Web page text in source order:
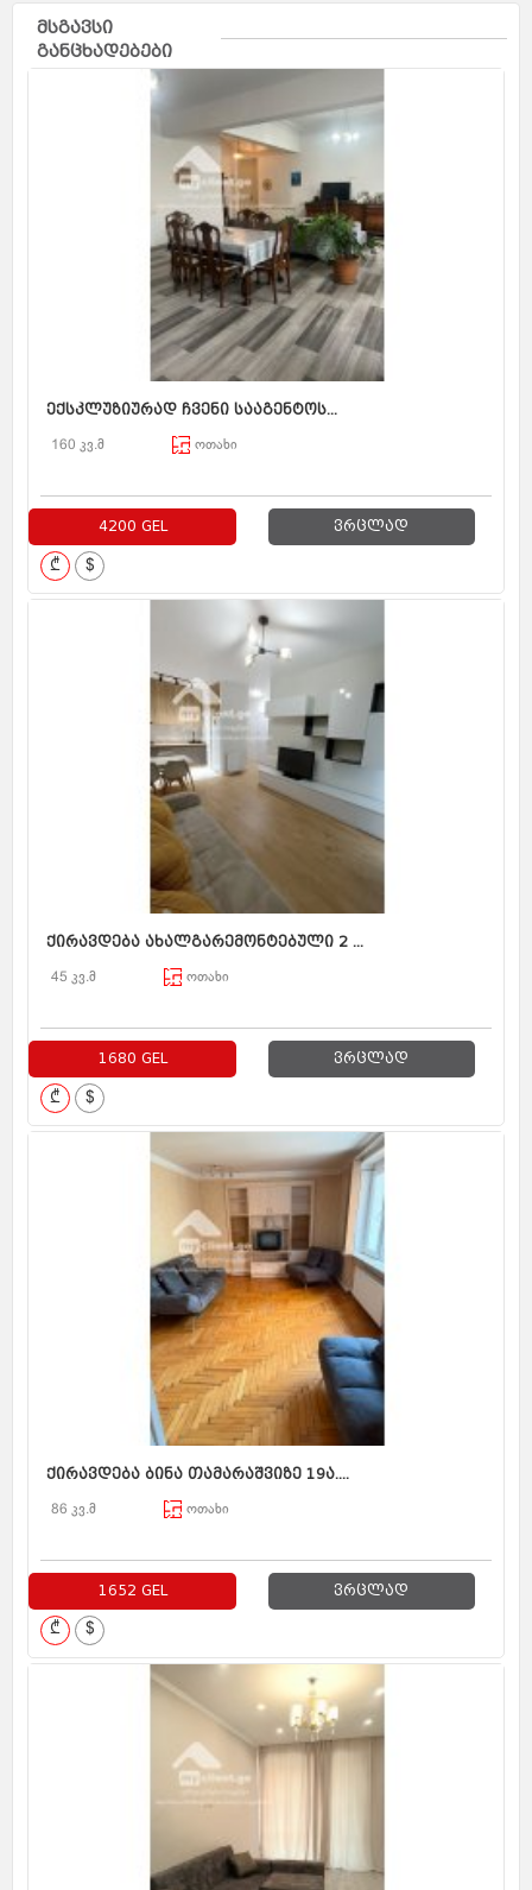
მსგავსი
განცხადებები
ექსკლუზიურად ჩვენი სააგენტოს...
160 კვ.მ ოთახი
4200 GEL ვრცლად
₾ $
ქირავდება ახალგარემონტებული 2 ...
45 კვ.მ ოთახი
1680 GEL ვრცლად
₾ $
ქირავდება ბინა თამარაშვიზე 19ა....
86 კვ.მ ოთახი
1652 GEL ვრცლად
₾ $